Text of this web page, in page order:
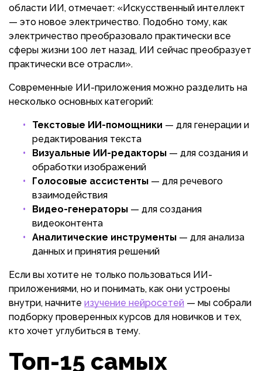
области ИИ, отмечает: «Искусственный интеллект
— это новое электричество. Подобно тому, как
электричество преобразовало практически все
сферы жизни 100 лет назад, ИИ сейчас преобразует
практически все отрасли».
Современные ИИ-приложения можно разделить на
несколько основных категорий:
Текстовые ИИ-помощники — для генерации и
редактирования текста
Визуальные ИИ-редакторы — для создания и
обработки изображений
Голосовые ассистенты — для речевого
взаимодействия
Видео-генераторы — для создания
видеоконтента
Аналитические инструменты — для анализа
данных и принятия решений
Если вы хотите не только пользоваться ИИ-
приложениями, но и понимать, как они устроены
внутри, начните изучение нейросетей — мы собрали
подборку проверенных курсов для новичков и тех,
кто хочет углубиться в тему.
Топ-15 самых